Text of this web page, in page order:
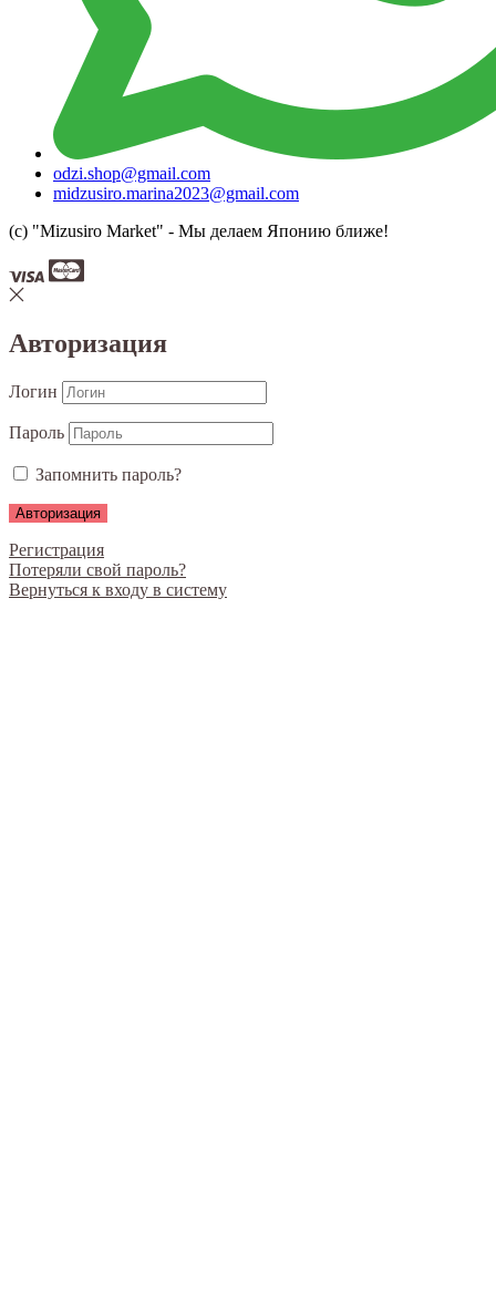
odzi.shop@gmail.com
midzusiro.marina2023@gmail.com
(c) "Mizusiro Market" - Мы делаем Японию ближе!
Авторизация
Логин
Пароль
Запомнить пароль?
Регистрация
Потеряли свой пароль?
Вернуться к входу в систему